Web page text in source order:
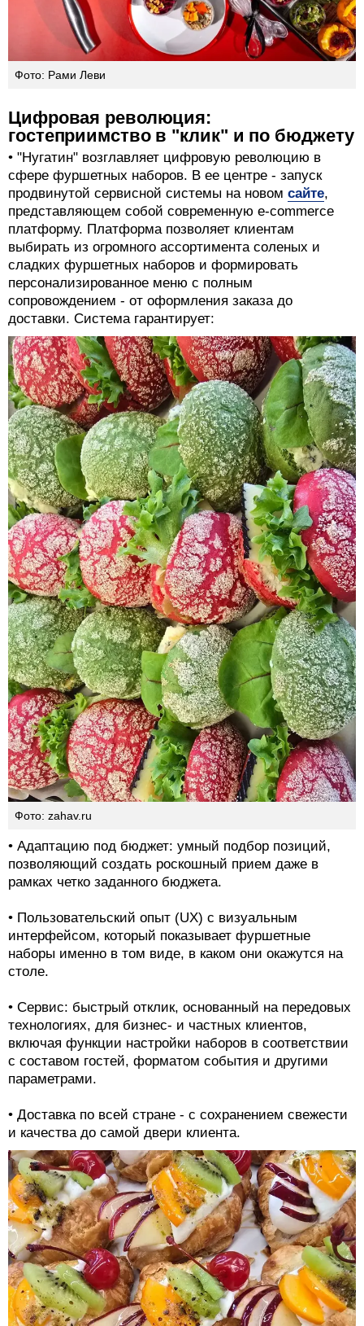
Фото: Рами Леви
Цифровая революция:
гостеприимство в "клик" и по бюджету
• "Нугатин" возглавляет цифровую революцию в
сфере фуршетных наборов. В ее центре - запуск
продвинутой сервисной системы на новом сайте,
представляющем собой современную e-commerce
платформу. Платформа позволяет клиентам
выбирать из огромного ассортимента соленых и
сладких фуршетных наборов и формировать
персонализированное меню с полным
сопровождением - от оформления заказа до
доставки. Система гарантирует:
Фото: zahav.ru
• Адаптацию под бюджет: умный подбор позиций,
позволяющий создать роскошный прием даже в
рамках четко заданного бюджета.
• Пользовательский опыт (UX) с визуальным
интерфейсом, который показывает фуршетные
наборы именно в том виде, в каком они окажутся на
столе.
• Сервис: быстрый отклик, основанный на передовых
технологиях, для бизнес- и частных клиентов,
включая функции настройки наборов в соответствии
с составом гостей, форматом события и другими
параметрами.
• Доставка по всей стране - с сохранением свежести
и качества до самой двери клиента.